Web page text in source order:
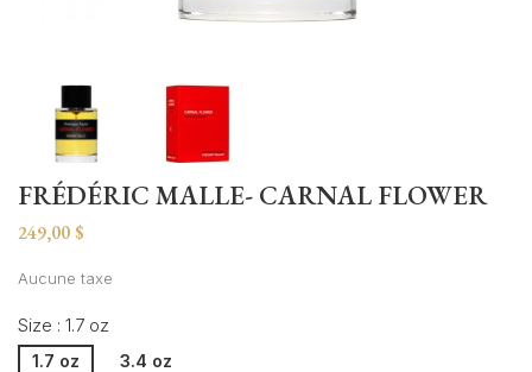
FRÉDÉRIC MALLE- CARNAL FLOWER
249,00 $
Aucune taxe
Size : 1.7 oz
1.7 oz 3.4 oz